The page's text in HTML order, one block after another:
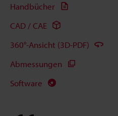
Handbücher
CAD / CAE
360°-Ansicht (3D-PDF)
Abmessungen
Software